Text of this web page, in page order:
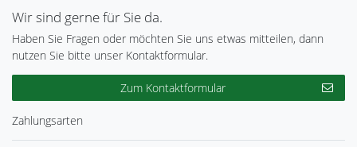
Wir sind gerne für Sie da.
Haben Sie Fragen oder möchten Sie uns etwas mitteilen, dann
nutzen Sie bitte unser Kontaktformular.
Zum Kontaktformular
Zahlungsarten